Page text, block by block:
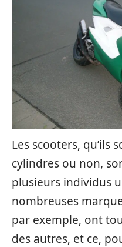
Les scooters, qu’ils
cylindres ou non,
plusieurs individus
nombreuses
par exemple, ont
des autres, et ce,